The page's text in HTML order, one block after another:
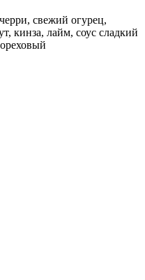
свежий огурец,
кинза, лайм, соус сладкий